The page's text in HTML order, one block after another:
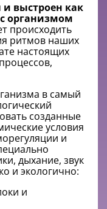
и выстроен как
организмом
происходить
ритмов наших
настоящих
в самый
созданные
условия
и
дыхание, звук
и экологично:
и